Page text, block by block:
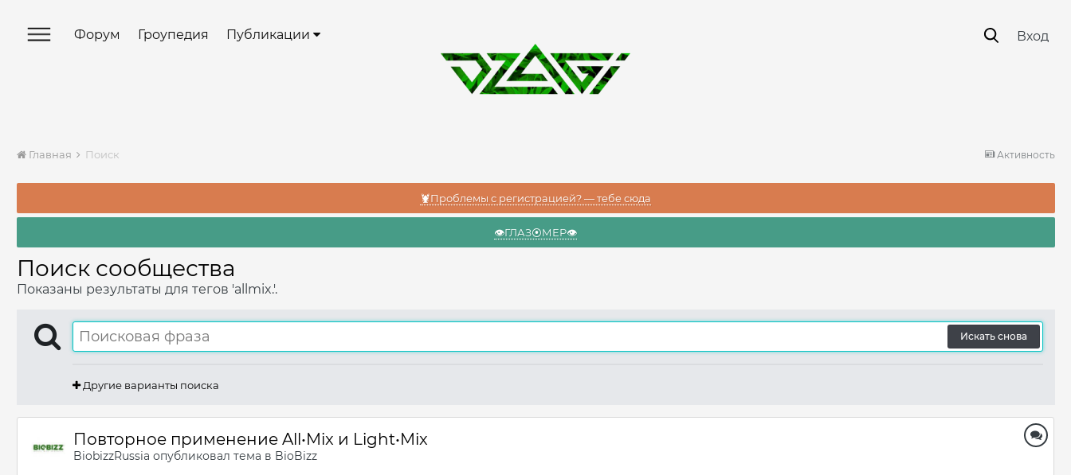
Форум Гроупедия Публикации Вход
Активность
Главная Поиск
🦞Проблемы с регистрацией? — тебе сюда
👁️ГЛАЗ⦿МЕР👁️
Поиск сообщества
Показаны результаты для тегов 'allmix.'.
Искать снова
Другие варианты поиска
Повторное применение All•Mix и Light•Mix
BiobizzRussia опубликовал тема в BioBizz